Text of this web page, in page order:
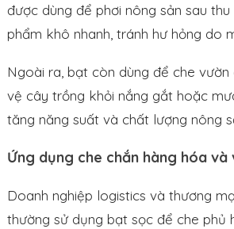
được dùng để phơi nông sản sau thu
phẩm khô nhanh, tránh hư hỏng do
Ngoài ra, bạt còn dùng để che vườn
vệ cây trồng khỏi nắng gắt hoặc
tăng năng suất và chất lượng nông
Ứng dụng che chắn hàng hóa và
Doanh nghiệp logistics và thương
thường sử dụng bạt sọc để che phủ